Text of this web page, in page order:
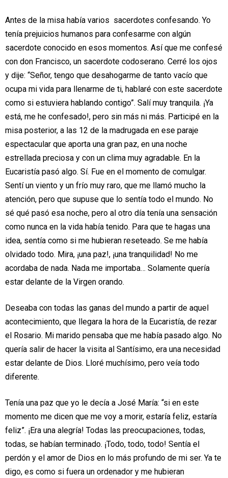
Antes de la misa había varios sacerdotes confesando. Yo
tenía prejuicios humanos para confesarme con algún
sacerdote conocido en esos momentos. Así que me confesé
con don Francisco, un sacerdote codoserano. Cerré los ojos
y dije: “Señor, tengo que desahogarme de tanto vacío que
ocupa mi vida para llenarme de ti, hablaré con este sacerdote
como si estuviera hablando contigo”. Salí muy tranquila. ¡Ya
está, me he confesado!, pero sin más ni más. Participé en la
misa posterior, a las 12 de la madrugada en ese paraje
espectacular que aporta una gran paz, en una noche
estrellada preciosa y con un clima muy agradable. En la
Eucaristía pasó algo. Sí. Fue en el momento de comulgar.
Sentí un viento y un frío muy raro, que me llamó mucho la
atención, pero que supuse que lo sentía todo el mundo. No
sé qué pasó esa noche, pero al otro día tenía una sensación
como nunca en la vida había tenido. Para que te hagas una
idea, sentía como si me hubieran reseteado. Se me había
olvidado todo. Mira, ¡una paz!, ¡una tranquilidad! No me
acordaba de nada. Nada me importaba… Solamente quería
estar delante de la Virgen orando.
Deseaba con todas las ganas del mundo a partir de aquel
acontecimiento, que
llegara la hora de la Eucaristía, de rezar
el Rosario. Mi marido pensaba que me había pasado algo. No
quería salir de hacer la visita al Santísimo, era una necesidad
estar delante de Dios. Lloré muchísimo, pero veía todo
diferente.
Tenía una paz que yo le decía a José María: “si en este
momento me dicen que me voy a morir, estaría feliz, estaría
feliz”. ¡Era una alegría! Todas las preocupaciones, todas,
todas, se habían terminado. ¡Todo, todo, todo! Sentía el
perdón y el amor de Dios en lo más profundo de mi ser. Ya te
digo, es como si fuera un ordenador y me hubieran